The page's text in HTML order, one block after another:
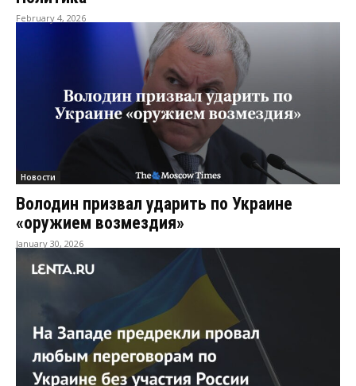
February 4, 2026
Новости
Володин призвал ударить по Украине
«оружием возмездия»
January 30, 2026